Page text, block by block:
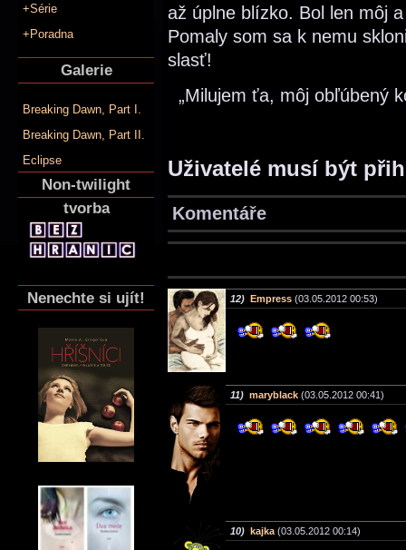
+Série
+Poradna
Galerie
Breaking Dawn, Part I.
Breaking Dawn, Part II.
Eclipse
Non-twilight
tvorba
Nenechte si ujít!
až úplne blízko. Bol len môj
Pomaly som sa k nemu
slasť!
„Milujem ťa, môj obľúbený
Uživatelé musí být
Komentáře
12) Empress (03.05.2012 00:53)
11) maryblack (03.05.2012 00:41)
10) kajka (03.05.2012 00:14)